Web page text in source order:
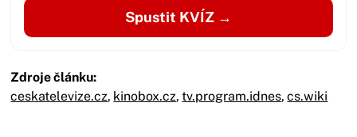
Spustit KVÍZ →
Zdroje článku:
ceskatelevize.cz, kinobox.cz, tv.program.idnes, cs.wiki